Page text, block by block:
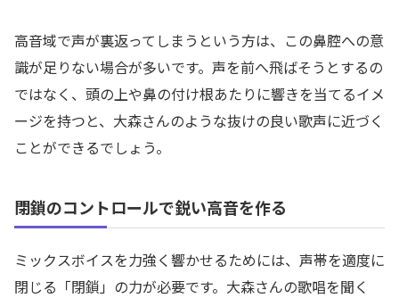
高音域で声が裏返ってしまうという方は、この鼻腔への意
識が足りない場合が多いです。声を前へ飛ばそうとするの
ではなく、頭の上や鼻の付け根あたりに響きを当てるイメ
ージを持つと、大森さんのような抜けの良い歌声に近づく
ことができるでしょう。
閉鎖のコントロールで鋭い高音を作る
ミックスボイスを力強く響かせるためには、声帯を適度に
閉じる「閉鎖」の力が必要です。大森さんの歌唱を聞く